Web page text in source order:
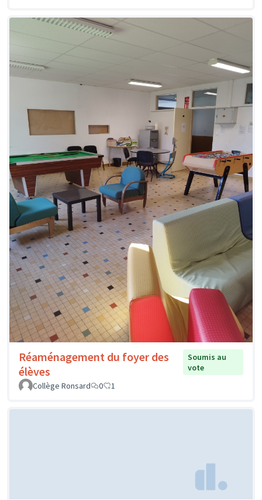
Réaménagement du foyer des
élèves
Soumis au
vote
Collège Ronsard
0 1